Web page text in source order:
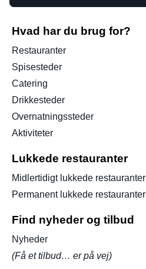
Hvad har du brug for?
Restauranter
Spisesteder
Catering
Drikkesteder
Overnatningssteder
Aktiviteter
Lukkede restauranter
Midlertidigt lukkede restauranter
Permanent lukkede restauranter
Find nyheder og tilbud
Nyheder
(Få et tilbud… er på vej)